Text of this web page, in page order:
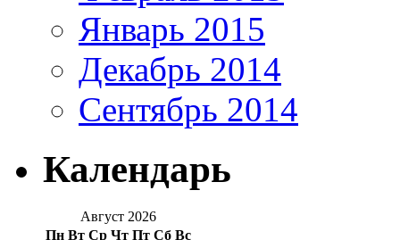
Январь 2015
Декабрь 2014
Сентябрь 2014
Календарь
Август 2026
Пн Вт Ср Чт Пт Сб Вс